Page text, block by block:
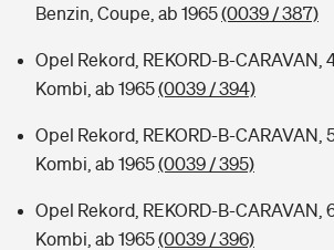
Benzin, Coupe, ab 1965(0039 / 387)
Opel Rekord, REKORD-B-CARAVAN,
Kombi, ab 1965(0039 / 394)
Opel Rekord, REKORD-B-CARAVAN,
Kombi, ab 1965(0039 / 395)
Opel Rekord, REKORD-B-CARAVAN,
Kombi, ab 1965(0039 / 396)